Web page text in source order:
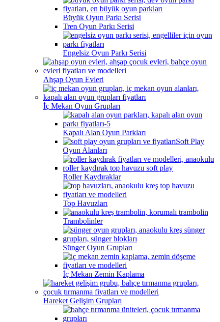
Büyük Oyun Parkı Serisi
Tren Oyun Parkı Serisi
Engelsiz Oyun Parkı Serisi
Ahşap Oyun Evleri
İç Mekan Oyun Grupları
Kapalı Alan Oyun Parkları
Soft Play
Oyun Alanları
Roller Kaydıraklar
Top Havuzları
Trambolinler
Sünger Oyun Grupları
İç Mekan Zemin Kaplama
Hareket Gelişim Grupları